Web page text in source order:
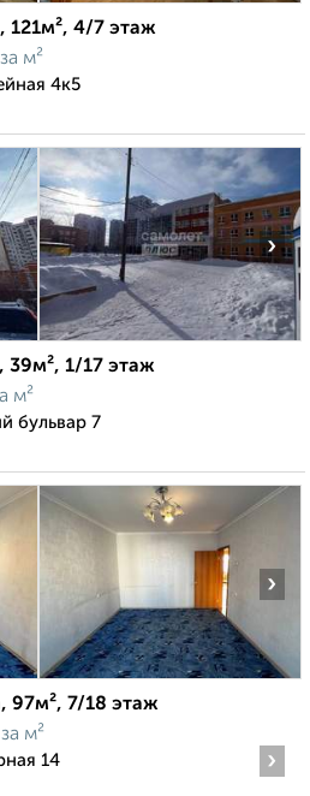
121м², 4/7 этаж
за м²
4к5
›
39м², 1/17 этаж
м²
бульвар 7
›
97м², 7/18 этаж
за м²
14
›